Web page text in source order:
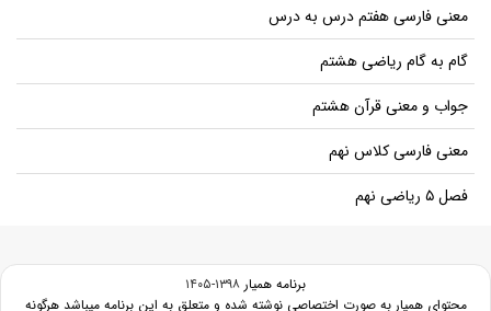
معنی فارسی هفتم درس به درس
گام به گام ریاضی هشتم
جواب و معنی قرآن هشتم
معنی فارسی کلاس نهم
فصل ۵ ریاضی نهم
برنامه همیار ۱۳۹۸-۱۴۰۵
محتوای همیار به صورت اختصاصی نوشته شده و متعلق به این برنامه میباشد هرگونه